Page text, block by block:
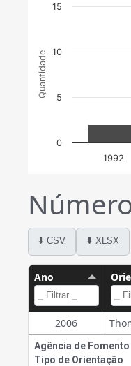
Quantidade
1992
0
5
10
15
⬇️ CSV ⬇️ XLSX
Ano
2006
Agência de Fomento
Tipo de Orientação